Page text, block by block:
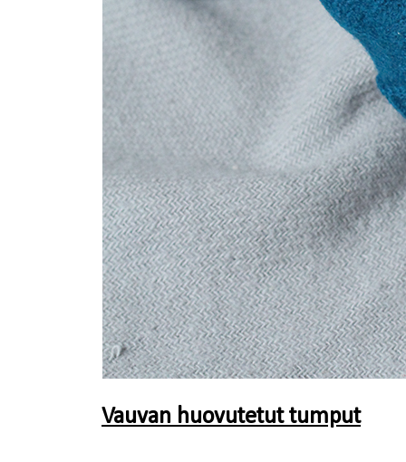
Vauvan huovutetut tumput